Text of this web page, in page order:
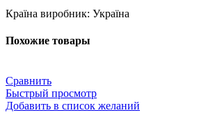
Країна виробник: Україна
Похожие товары
Сравнить
Быстрый просмотр
Добавить в список желаний